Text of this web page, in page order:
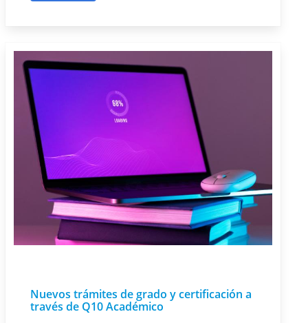
Nuevos trámites de grado y certificación a
través de Q10 Académico